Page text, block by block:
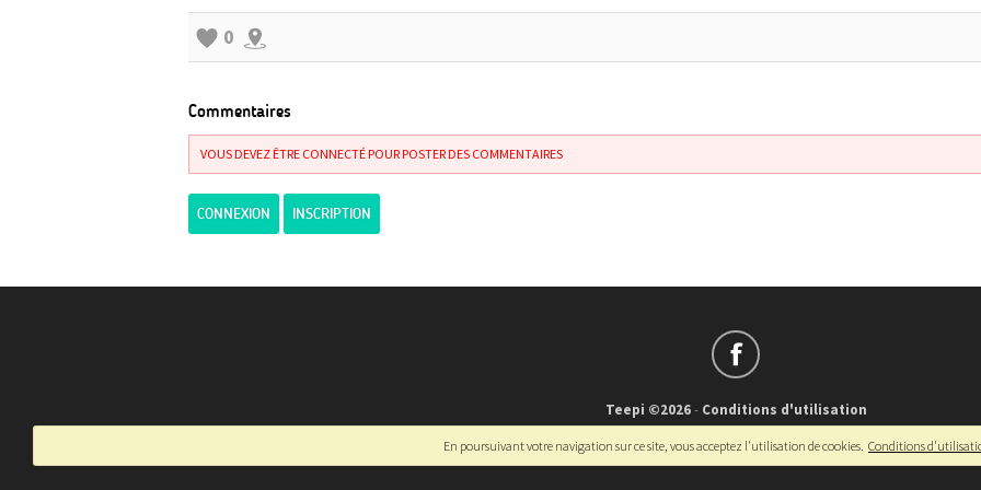
0
Commentaires
VOUS DEVEZ ÊTRE CONNECTÉ POUR POSTER DES COMMENTAIRES
CONNEXION INSCRIPTION
Teepi ©2026- Conditions d'utilisation
Français- English
En poursuivant votre navigation sur ce site, vous acceptez l'utilisation de cookies. Conditions